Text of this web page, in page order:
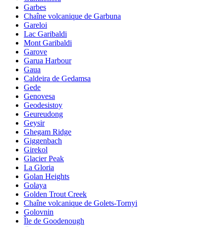
Garbes
Chaîne volcanique de Garbuna
Gareloi
Lac Garibaldi
Mont Garibaldi
Garove
Garua Harbour
Gaua
Caldeira de Gedamsa
Gede
Genovesa
Geodesistoy
Geureudong
Geysir
Ghegam Ridge
Giggenbach
Girekol
Glacier Peak
La Gloria
Golan Heights
Golaya
Golden Trout Creek
Chaîne volcanique de Golets-Tornyi
Golovnin
Île de Goodenough